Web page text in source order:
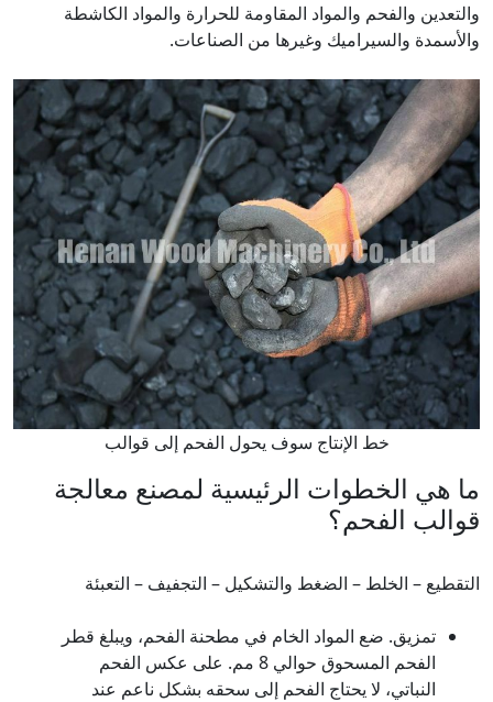
والتعدين والفحم والمواد المقاومة للحرارة والمواد الكاشطة
والأسمدة والسيراميك وغيرها من الصناعات.
خط الإنتاج سوف يحول الفحم إلى قوالب
ما هي الخطوات الرئيسية لمصنع معالجة
قوالب الفحم؟
التقطيع – الخلط – الضغط والتشكيل – التجفيف – التعبئة
تمزيق. ضع المواد الخام في مطحنة الفحم، ويبلغ قطر
الفحم المسحوق حوالي 8 مم. على عكس الفحم
النباتي، لا يحتاج الفحم إلى سحقه بشكل ناعم عند